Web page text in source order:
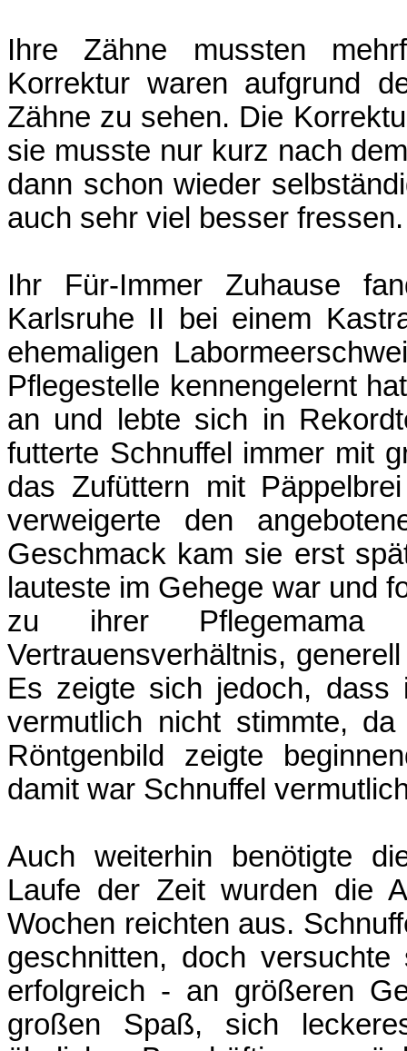
Ihre Zähne mussten
Korrektur waren aufgrund
Zähne zu sehen. Die
sie musste nur kurz nach
dann schon wieder
auch sehr viel besser fressen.
Ihr Für-Immer Zuhause
Karlsruhe II bei einem
ehemaligen
Pflegestelle kennengelernt
an und lebte sich in
futterte Schnuffel immer mit
das Zufüttern mit
verweigerte den
Geschmack kam sie erst
lauteste im Gehege war und
zu ihrer
Vertrauensverhältnis,
Es zeigte sich jedoch, dass
vermutlich nicht stimmte,
Röntgenbild zeigte
damit war Schnuffel
Auch weiterhin benötigte
Laufe der Zeit wurden die
Wochen reichten aus.
geschnitten, doch
erfolgreich - an größeren
großen Spaß, sich